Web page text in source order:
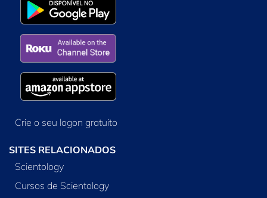
Crie o seu logon gratuito
SITES RELACIONADOS
Scientology
Cursos de Scientology